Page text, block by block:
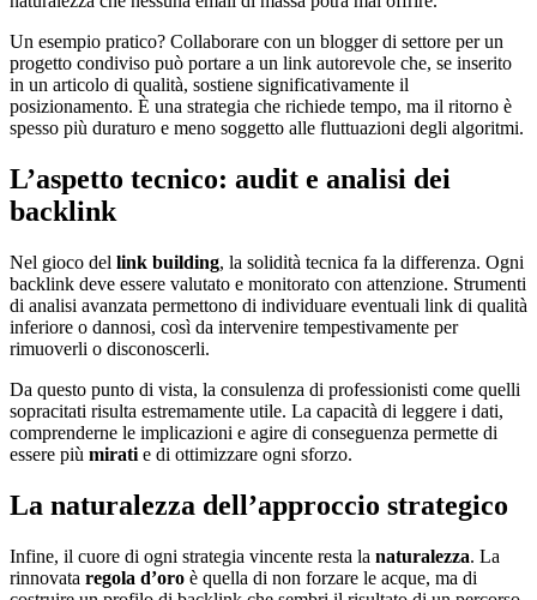
Un esempio pratico? Collaborare con un blogger di settore per un
progetto condiviso può portare a un link autorevole che, se inserito
in un articolo di qualità, sostiene significativamente il
posizionamento. È una strategia che richiede tempo, ma il ritorno è
spesso più duraturo e meno soggetto alle fluttuazioni degli algoritmi.
L’aspetto tecnico: audit e analisi dei
backlink
Nel gioco del link building, la solidità tecnica fa la differenza. Ogni
backlink deve essere valutato e monitorato con attenzione. Strumenti
di analisi avanzata permettono di individuare eventuali link di qualità
inferiore o dannosi, così da intervenire tempestivamente per
rimuoverli o disconoscerli.
Da questo punto di vista, la consulenza di professionisti come quelli
sopracitati risulta estremamente utile. La capacità di leggere i dati,
comprenderne le implicazioni e agire di conseguenza permette di
essere più mirati e di ottimizzare ogni sforzo.
La naturalezza dell’approccio strategico
Infine, il cuore di ogni strategia vincente resta la naturalezza. La
rinnovata regola d’oro è quella di non forzare le acque, ma di